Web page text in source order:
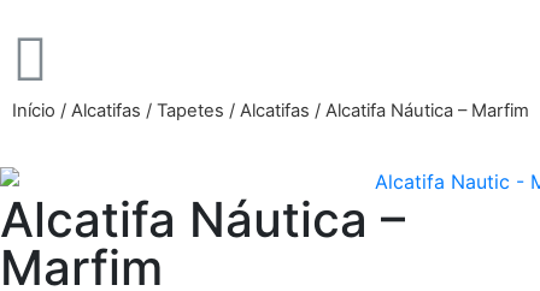
Início / Alcatifas / Tapetes / Alcatifas / Alcatifa Náutica – Marfim
Alcatifa Náutica –
Marfim